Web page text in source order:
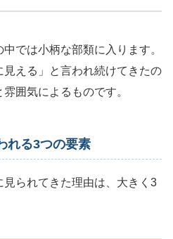
では小柄な部類に入ります。
える」と言われ続けてきたの
囲気によるものです。
れる3つの要素
られてきた理由は、大きく3